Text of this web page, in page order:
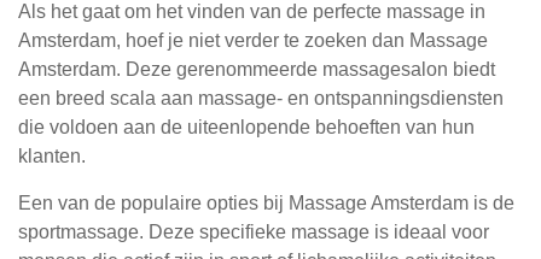
Als het gaat om het vinden van de perfecte massage in
Amsterdam, hoef je niet verder te zoeken dan Massage
Amsterdam. Deze gerenommeerde massagesalon biedt
een breed scala aan massage- en ontspanningsdiensten
die voldoen aan de uiteenlopende behoeften van hun
klanten.
Een van de populaire opties bij Massage Amsterdam is de
sportmassage. Deze specifieke massage is ideaal voor